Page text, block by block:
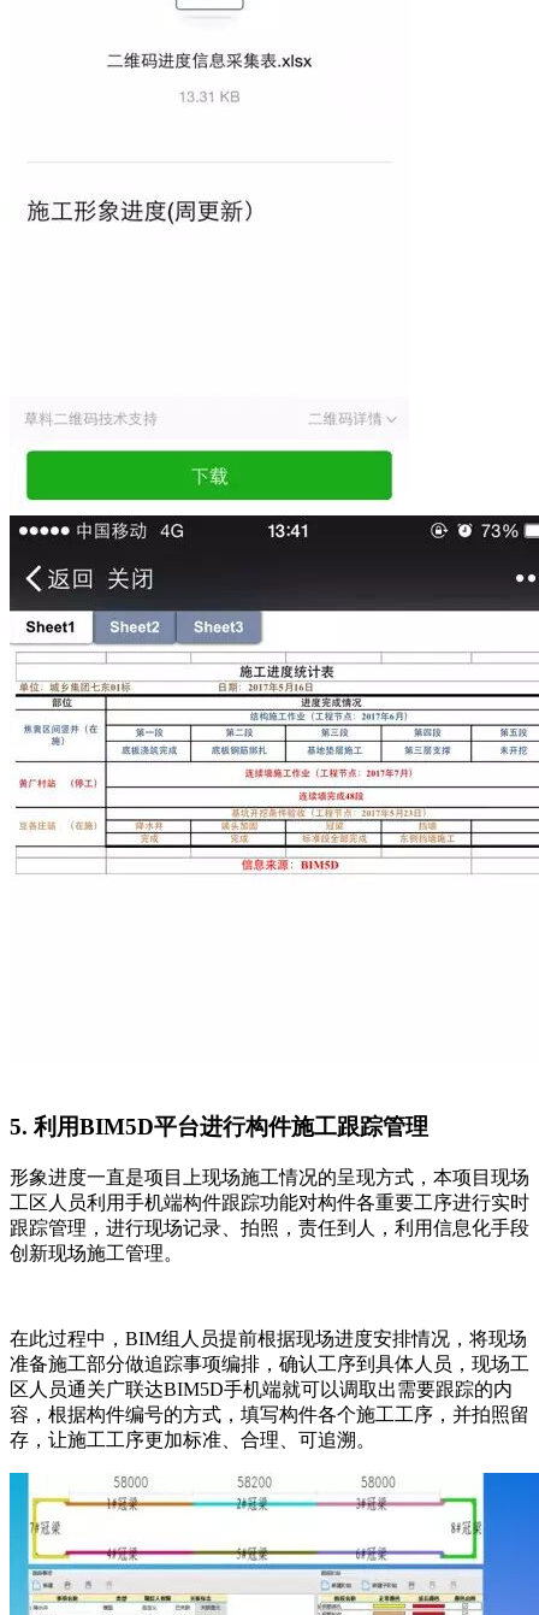
5. 利用BIM5D平台进行构件施工跟踪管理
形象进度一直是项目上现场施工情况的呈现方式，本项目现场
工区人员利用手机端构件跟踪功能对构件各重要工序进行实时
跟踪管理，进行现场记录、拍照，责任到人，利用信息化手段
创新现场施工管理。
在此过程中，BIM组人员提前根据现场进度安排情况，将现场
准备施工部分做追踪事项编排，确认工序到具体人员，现场工
区人员通关广联达BIM5D手机端就可以调取出需要跟踪的内
容，根据构件编号的方式，填写构件各个施工工序，并拍照留
存，让施工工序更加标准、合理、可追溯。